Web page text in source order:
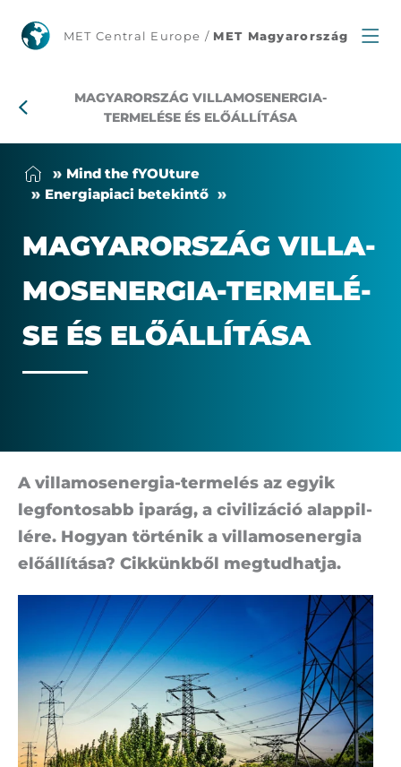
Magyarország
termelése
előállítása
MET Central Europe / MET Magyarország
MAGYARORSZÁG VILLAMOSENERGIA-
TERMELÉSE ÉS ELŐÁLLÍTÁSA
Mind the fYOU­tu­re
Ener­gia­pi­a­ci be­te­kin­tő
MA­GYAR­OR­SZÁG VIL­LA­
MOS­ENER­GIA-TER­ME­LÉ­
SE ÉS ELŐ­ÁL­LÍ­TÁ­SA
A vil­la­mos­ener­gia-ter­me­lés az egyik
leg­fon­to­sabb ipa­rág, a ci­vi­li­zá­ció alap­pil­
lé­re. Ho­gyan tör­té­nik a vil­la­mos­ener­gia
elő­ál­lí­tá­sa? Cik­künk­ből meg­tud­hat­ja.